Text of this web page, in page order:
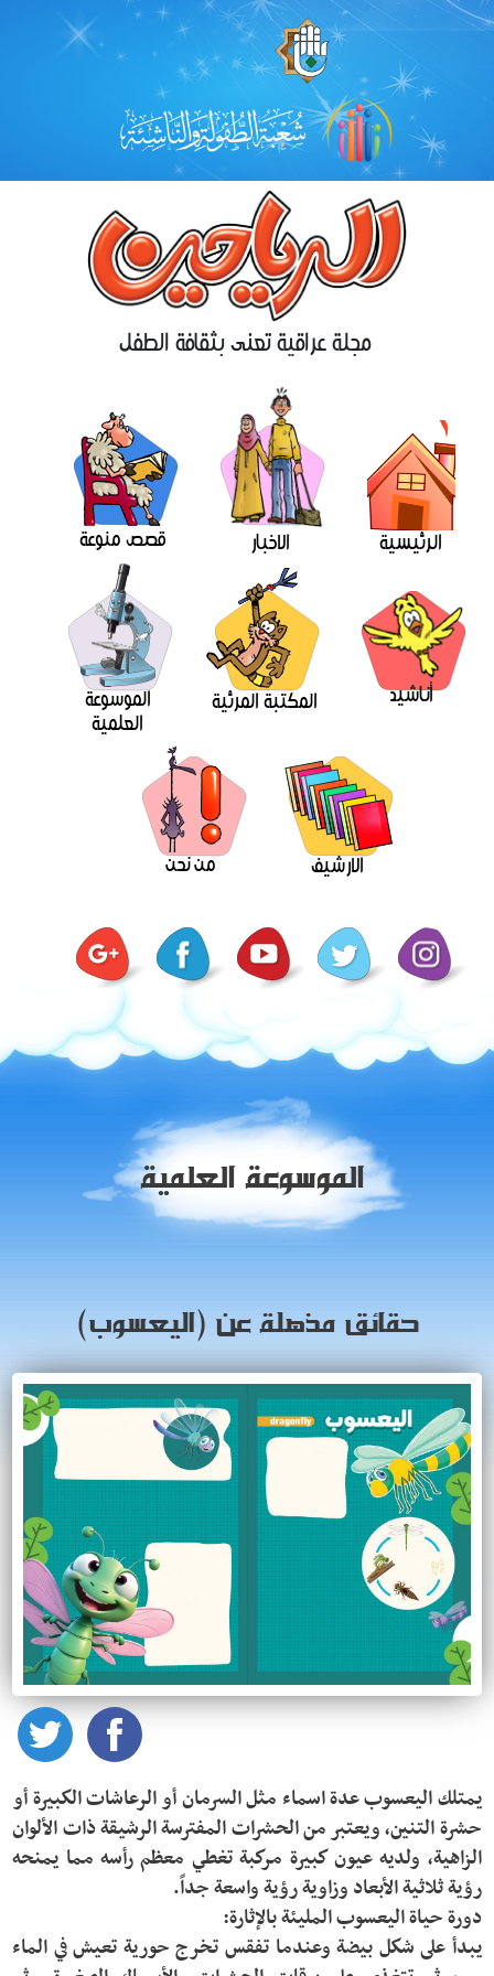
مجلة عراقية تعنى بثقافة الطفل
الرئيسية الاخبار قصص منوعة
أناشيد المكتبة المرئية الموسوعة
العلمية
الارشيف من نحن
الموسوعة العلمية
حقائق مذهلة عن (اليعسوب)
حشرة التنين، ويعتبر من الحشرات المفترسة الرشيقة ذات الألوان
الزاهية، ولديه عيون كبيرة مركبة تغطي معظم رأسه مما يمنحه